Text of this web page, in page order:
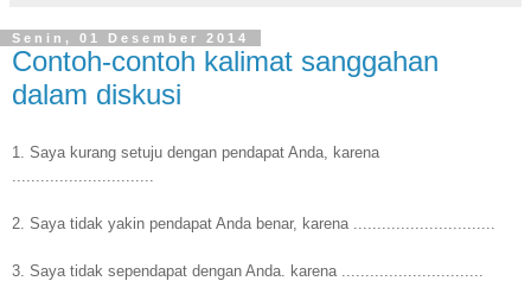
Senin, 01 Desember 2014
Contoh-contoh kalimat sanggahan
dalam diskusi
1. Saya kurang setuju dengan pendapat Anda, karena
2. Saya tidak yakin pendapat Anda benar, karena ..............................
3. Saya tidak sependapat dengan Anda. karena ..............................